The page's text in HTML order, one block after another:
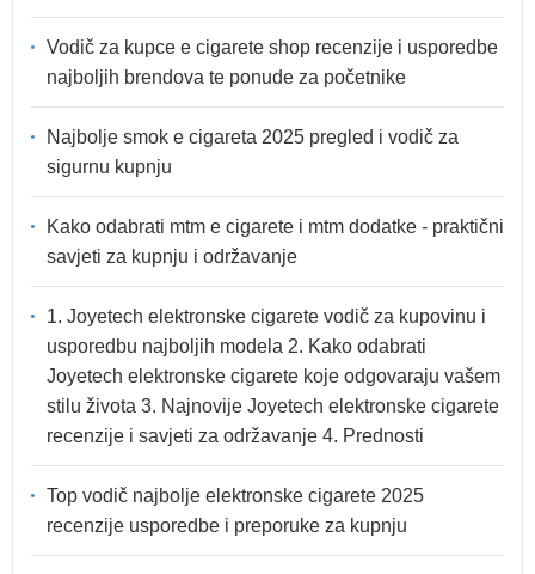
Vodič za kupce e cigarete shop recenzije i usporedbe
najboljih brendova te ponude za početnike
Najbolje smok e cigareta 2025 pregled i vodič za
sigurnu kupnju
Kako odabrati mtm e cigarete i mtm dodatke - praktični
savjeti za kupnju i održavanje
1. Joyetech elektronske cigarete vodič za kupovinu i
usporedbu najboljih modela 2. Kako odabrati
Joyetech elektronske cigarete koje odgovaraju vašem
stilu života 3. Najnovije Joyetech elektronske cigarete
recenzije i savjeti za održavanje 4. Prednosti
Top vodič najbolje elektronske cigarete 2025
recenzije usporedbe i preporuke za kupnju